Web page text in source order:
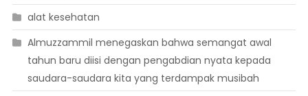
alat kesehatan
Almuzzammil menegaskan bahwa semangat awal
tahun baru diisi dengan pengabdian nyata kepada
saudara-saudara kita yang terdampak musibah